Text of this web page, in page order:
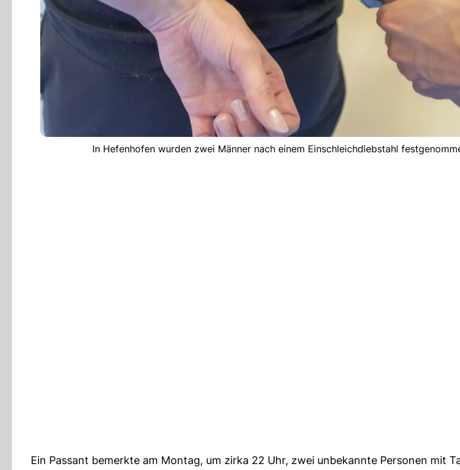
In Hefenhofen wurden zwei Männer nach einem Einschleichdiebstahl
Ein Passant bemerkte am Montag, um zirka 22 Uhr, zwei unbekannte Personen mit